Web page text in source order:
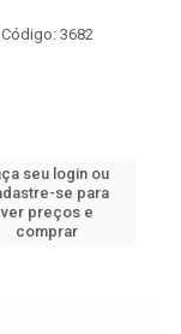
Código: 3682
seu login ou
se para
ver preços e
comprar